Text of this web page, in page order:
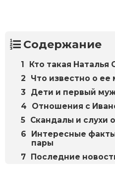
Содержание
Кто такая Наталья
Что известно о ее
Дети и первый
Отношения с
Скандалы и слухи
Интересные
пары
Последние